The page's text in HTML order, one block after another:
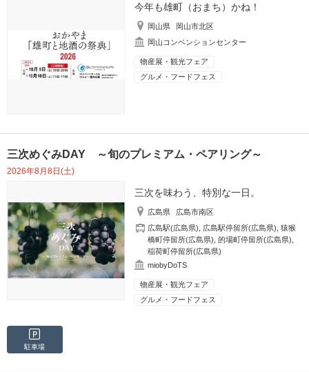
今年も雄町（おまち）かね！
岡山県
岡山市北区
岡山コンベンションセンター
物産展・観光フェア
グルメ・フードフェス
三次めぐみDAY ～旬のプレミアム・ペアリング～
2026年8月8日(土)
三次を味わう、特別な一日。
広島県
広島市南区
広島駅(広島県)
広島駅停留所(広島県) ,猿猴
橋町停留所(広島県) ,的場町停留所(広島県)
稲荷町停留所(広島県)
miobyDoTS
物産展・観光フェア
グルメ・フードフェス
駐車場